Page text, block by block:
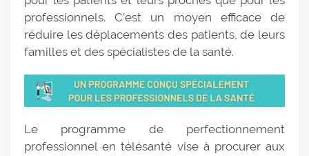
professionnels. C’est un moyen efficace de
réduire les déplacements des patients, de leurs
familles et des spécialistes de la santé.
Le programme de perfectionnement
professionnel en télésanté vise à procurer aux